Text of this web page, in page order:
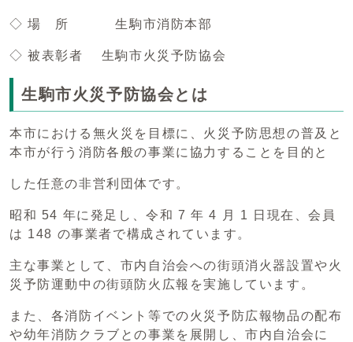
◇ 場 所 生駒市消防本部
◇ 被表彰者 生駒市火災予防協会
生駒市火災予防協会とは
本市における無火災を目標に、火災予防思想の普及と
本市が行う消防各般の事業に協力することを目的と
した任意の非営利団体です。
昭和 54 年に発足し、令和 7 年 4 月 1 日現在、会員
は 148 の事業者で構成されています。
主な事業として、市内自治会への街頭消火器設置や火
災予防運動中の街頭防火広報を実施しています。
また、各消防イベント等での火災予防広報物品の配布
や幼年消防クラブとの事業を展開し、市内自治会に